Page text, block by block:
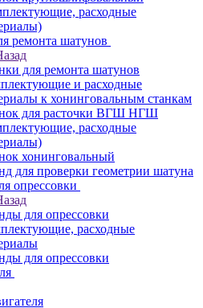
расходные
ремонта шатунов
для ремонта шатунов
и расходные
к хонинговальным станкам
для расточки ВГШ НГШ
расходные
хонинговальный
для проверки геометрии шатуна
опрессовки
для опрессовки
расходные
для опрессовки